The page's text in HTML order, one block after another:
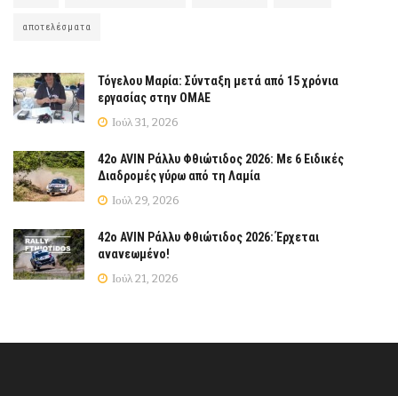
αποτελέσματα
Τόγελου Μαρία: Σύνταξη μετά από 15 χρόνια
εργασίας στην ΟΜΑΕ
Ιούλ 31, 2026
42ο AVIN Ράλλυ Φθιώτιδος 2026: Με 6 Ειδικές
Διαδρομές γύρω από τη Λαμία
Ιούλ 29, 2026
42ο AVIN Ράλλυ Φθιώτιδος 2026: Έρχεται
ανανεωμένο!
Ιούλ 21, 2026